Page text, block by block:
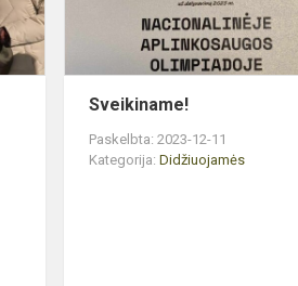
Sveikiname!
Paskelbta: 2023-12-11
Kategorija:Didžiuojamės